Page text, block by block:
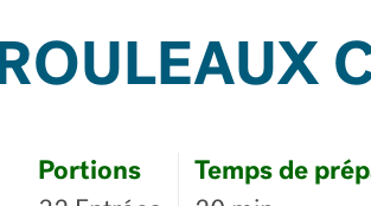
Portions
Temps de